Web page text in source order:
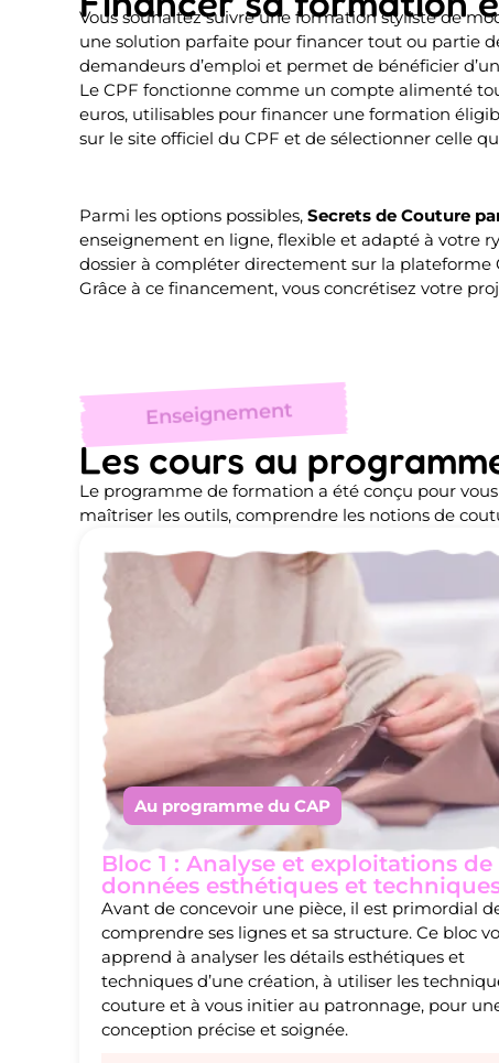
Vous souhaitez suivre une formation styliste de
une solution parfaite pour financer tout ou partie
demandeurs d’emploi et permet de bénéficier
Le CPF fonctionne comme un compte alimenté
euros, utilisables pour financer une formation
sur le site officiel du CPF et de sélectionner celle
Parmi les options possibles, Secrets de Couture
enseignement en ligne, flexible et adapté à votre
dossier à compléter directement sur la plateforme
Grâce à ce financement, vous concrétisez votre
Enseignement
Les cours au
Le programme de formation a été conçu pour
maîtriser les outils, comprendre les notions de
Au programme du CAP
Bloc 1 : Analyse et exploitations de
données esthétiques et
Avant de concevoir une pièce, il est primordial
comprendre ses lignes et sa structure. Ce bloc
apprend à analyser les détails esthétiques et
techniques d’une création, à utiliser les
couture et à vous initier au patronnage, pour
conception précise et soignée.